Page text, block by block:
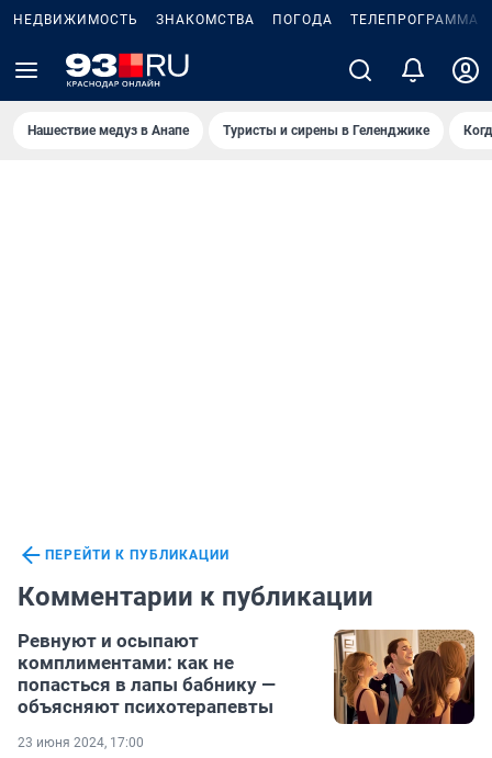
НЕДВИЖИМОСТЬ ЗНАКОМСТВА ПОГОДА ТЕЛЕПРОГРАММА
Нашествие медуз в Анапе Туристы и сирены в Геленджике
ПЕРЕЙТИ К ПУБЛИКАЦИИ
Комментарии к публикации
Ревнуют и осыпают
комплиментами: как не
попасться в лапы бабнику —
объясняют психотерапевты
23 июня 2024, 17:00